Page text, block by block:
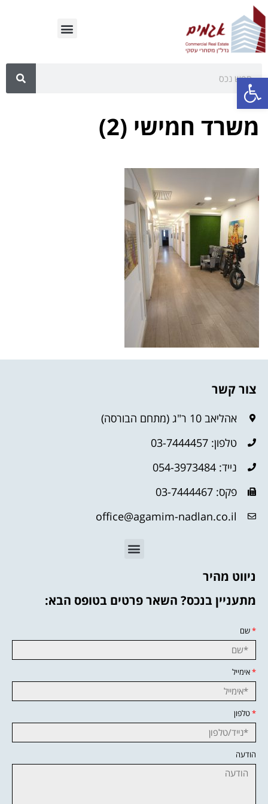
משרד חמישי (2)
צור קשר
אהליאב 10 ר"ג (מתחם הבורסה)
טלפון: 03-7444457
נייד: 054-3973484
פקס: 03-7444467
office@agamim-nadlan.co.il
ניווט מהיר
מתעניין בנכס? השאר פרטים בטופס הבא:
*שם
*אימייל
*טלפון
הודעה
פתח סרגל נגישות